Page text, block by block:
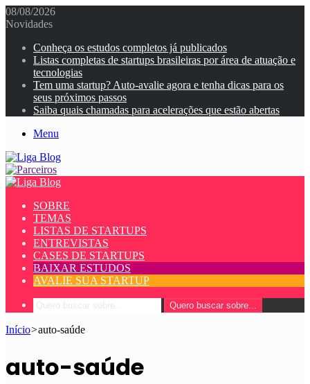
08/08/2026
Novidades
Conheça os estudos completos já publicados
Listas completas de startups brasileiras por área de atuação e
tecnologias
Tem uma startup? Auto-avalie agora e tenha dicas para os
seus próximos passos
Saiba quais chamadas para acelerações que estão abertas
Menu
SOBRE
TEMAS
LISTAS DE STARTUPS
ENTREVISTAS
CASES DE STARTUPS
BAIXAR ESTUDOS
AVALIE SUA STARTUP
Quero buscar sobre...
Início>auto-saúde
auto-saúde